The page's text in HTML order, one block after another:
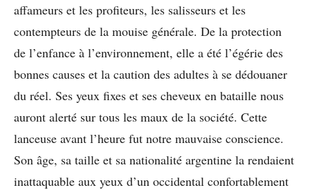
affameurs et les profiteurs, les salisseurs et les
contempteurs de la mouise générale. De la protection
de l’enfance à l’environnement, elle a été l’égérie des
bonnes causes et la caution des adultes à se dédouaner
du réel. Ses yeux fixes et ses cheveux en bataille nous
auront alerté sur tous les maux de la société. Cette
lanceuse avant l’heure fut notre mauvaise conscience.
Son âge, sa taille et sa nationalité argentine la rendaient
inattaquable aux yeux d’un occidental confortablement